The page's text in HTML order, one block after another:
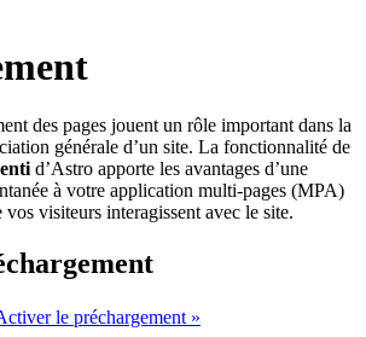
des pages jouent un rôle important dans la
générale d’un site. La fonctionnalité de
d’Astro apporte les avantages d’une
à votre application multi-pages (MPA)
vos visiteurs interagissent avec le site.
le préchargement »